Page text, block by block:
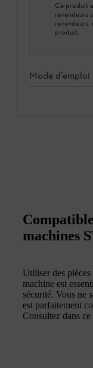
Ce produit
revendeurs
produit.
Mode d'emploi
machines
Utiliser des
machine est
sécurité. Vous ne
est parfaitement
Consultez dans